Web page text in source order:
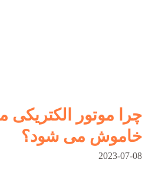
چرا موتور
خاموش می شود؟
2023-07-08